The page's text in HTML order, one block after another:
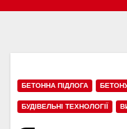
БЕТОННА ПІДЛОГА
БУДІВЕЛЬНІ ТЕХНОЛОГІЇ